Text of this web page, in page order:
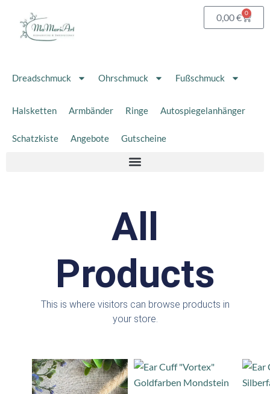
Inhalt
springen
0,00€ 0
Dreadschmuck Ohrschmuck Fußschmuck
Halsketten Armbänder Ringe Autospiegelanhänger
Schatzkiste Angebote Gutscheine
All
Products
This is where visitors can browse products in
your store.
Dieses
Produkt